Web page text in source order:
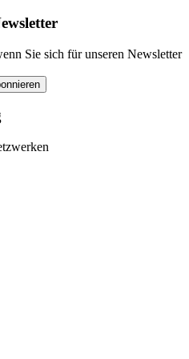
Sie sich für unseren Newsletter